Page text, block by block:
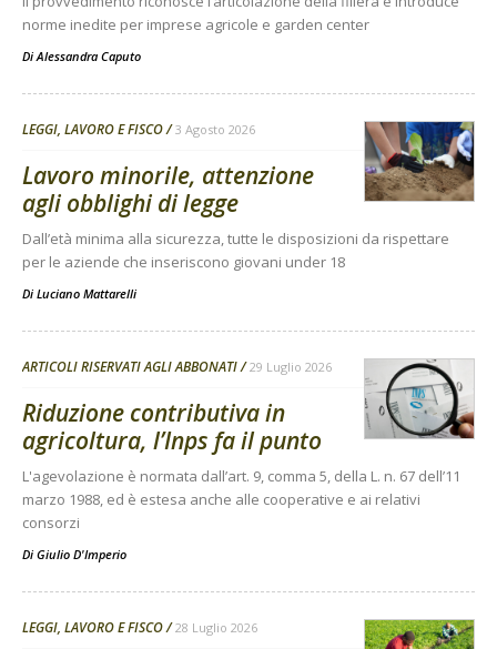
norme inedite per imprese agricole e garden center
DiAlessandra Caputo
LEGGI, LAVORO E FISCO 3 Agosto 2026
Lavoro minorile, attenzione
agli obblighi di legge
Dall’età minima alla sicurezza, tutte le disposizioni da rispettare
per le aziende che inseriscono giovani under 18
Di Luciano Mattarelli
ARTICOLI RISERVATI AGLI ABBONATI 29 Luglio 2026
Riduzione contributiva in
agricoltura, l’Inps fa il punto
L'agevolazione è normata dall’art. 9, comma 5, della L. n. 67 dell’11
marzo 1988, ed è estesa anche alle cooperative e ai relativi
consorzi
Di Giulio D'Imperio
LEGGI, LAVORO E FISCO 28 Luglio 2026